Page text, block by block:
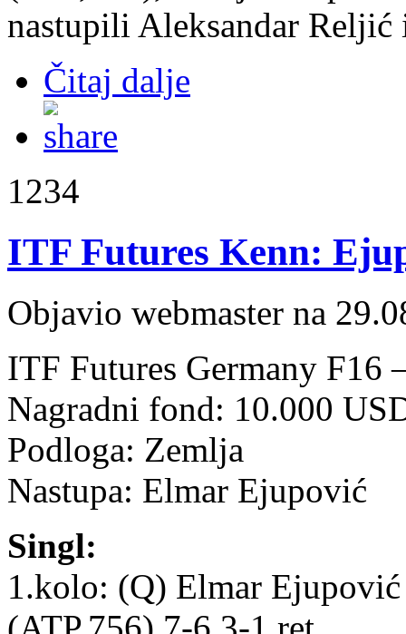
nastupili Aleksandar Reljić
Čitaj dalje
1234
ITF Futures Kenn:
Objavio webmaster na
ITF Futures Germany F16
Nagradni fond: 10.000
Podloga: Zemlja
Nastupa: Elmar Ejupović
Singl:
1.kolo: (Q) Elmar